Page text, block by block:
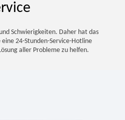
Schwierigkeiten. Daher hat das
24-Stunden-Service-Hotline
aller Probleme zu helfen.